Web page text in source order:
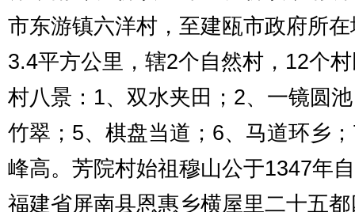
市东游镇六洋村，至建瓯市政府所在
3.4平方公里，辖2个自然村， 12个
村八景： 1、双水夹田； 2、一镜圆
竹翠； 5、棋盘当道； 6、马道环乡；
峰高。芳院村始祖穆山公于1347年
福建省屏南县恩惠乡横屋里二十五